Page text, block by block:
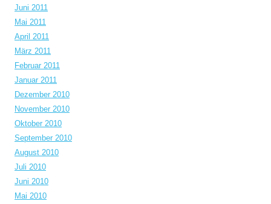
Juni 2011
Mai 2011
April 2011
März 2011
Februar 2011
Januar 2011
Dezember 2010
November 2010
Oktober 2010
September 2010
August 2010
Juli 2010
Juni 2010
Mai 2010